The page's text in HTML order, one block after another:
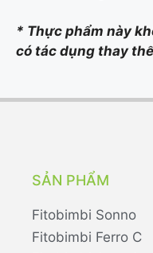
* Thực phẩm này
có tác dụng thay
SẢN PHẨM
Fitobimbi Sonno
Fitobimbi Ferro C